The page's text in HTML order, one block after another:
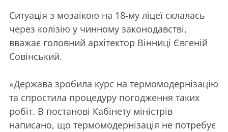
Ситуація з мозаїкою на 18-му ліцеї склалась
через колізію у чинному законодавстві,
вважає головний архітектор Вінниці Євгеній
Совінський.
«Держава зробила курс на термомодернізацію
та спростила процедуру погодження таких
робіт. В постанові Кабінету міністрів
написано, що термомодернізація не потребує